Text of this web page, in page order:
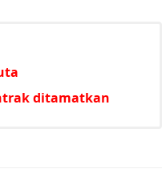
ditamatkan